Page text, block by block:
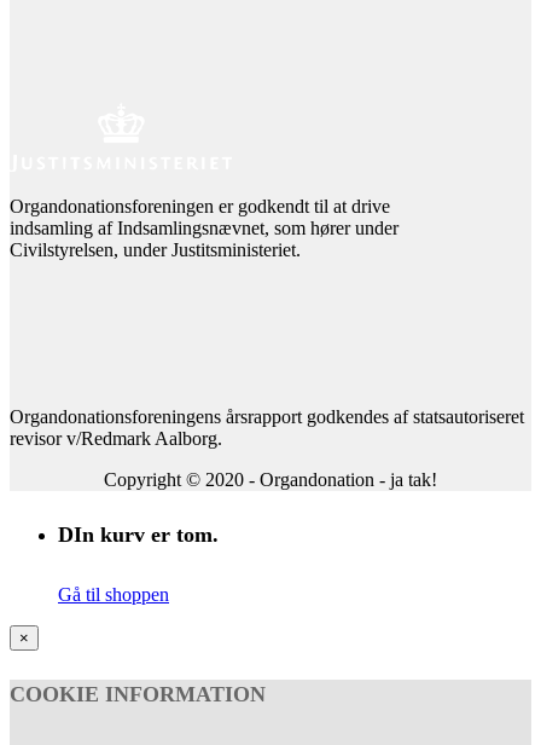
Organdonationsforeningen er godkendt til at drive
indsamling af Indsamlingsnævnet, som hører under
Civilstyrelsen, under Justitsministeriet.
Organdonationsforeningens årsrapport godkendes af statsautoriseret
revisor v/Redmark Aalborg.
Copyright © 2020 - Organdonation - ja tak!
DIn kurv er tom.
Gå til shoppen
×
COOKIE INFORMATION